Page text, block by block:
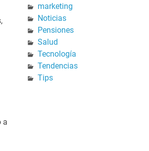
a
marketing
Noticias
Pensiones
Salud
Tecnología
Tendencias
Tips